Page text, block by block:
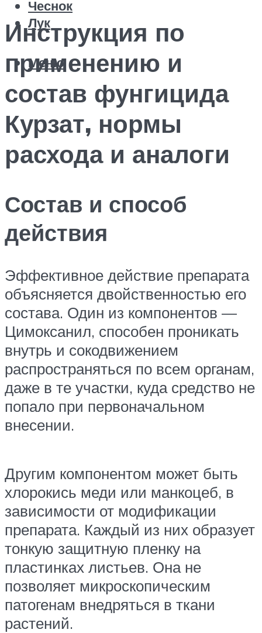
Чеснок
Лук
Меню
Инструкция по
применению и
состав фунгицида
Курзат, нормы
расхода и аналоги
Состав и способ
действия
Эффективное действие препарата
объясняется двойственностью его
состава. Один из компонентов —
Цимоксанил, способен проникать
внутрь и сокодвижением
распространяться по всем органам,
даже в те участки, куда средство не
попало при первоначальном
внесении.
Другим компонентом может быть
хлорокись меди или манкоцеб, в
зависимости от модификации
препарата. Каждый из них образует
тонкую защитную пленку на
пластинках листьев. Она не
позволяет микроскопическим
патогенам внедряться в ткани
растений.